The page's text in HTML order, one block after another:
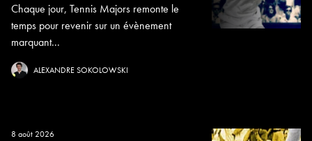
Chaque jour, Tennis Majors remonte le
temps pour revenir sur un évènement
marquant...
ALEXANDRE SOKOLOWSKI
8 août 2026